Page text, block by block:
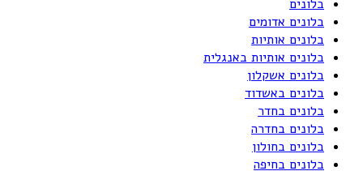
בלונים
בלונים אדומים
בלונים אותיות
בלונים אותיות באנגלית
בלונים אשקלון
בלונים באשדוד
בלונים בחדר
בלונים בחדרה
בלונים בחולון
בלונים בחיפה